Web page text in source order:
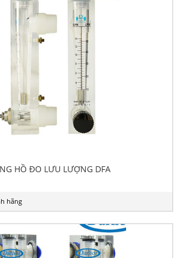
HỒ ĐO LƯU LƯỢNG DFA
hãng